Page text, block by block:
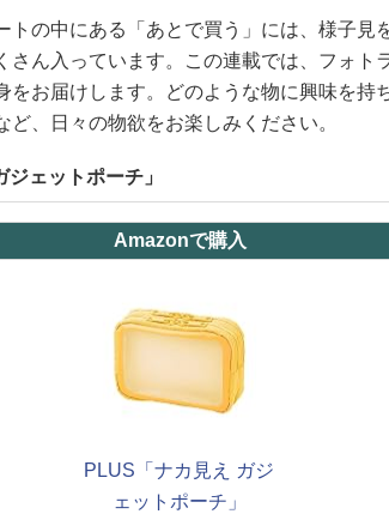
トの中にある「あとで買う」には、様子見
さん入っています。この連載では、フォト
をお届けします。どのような物に興味を持
ど、日々の物欲をお楽しみください。
ェットポーチ」
Amazonで購入
PLUS「ナカ見え ガジ
ェットポーチ」